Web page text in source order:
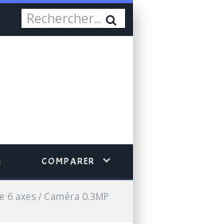
COMPARER
axes / Caméra 0.3MP